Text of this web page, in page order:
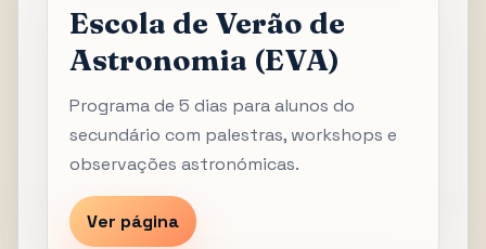
Escola de Verão de
Astronomia (EVA)
Programa de 5 dias para alunos do
secundário com palestras, workshops e
observações astronómicas.
Ver página